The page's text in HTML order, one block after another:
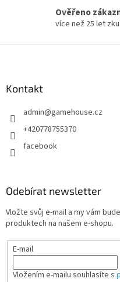
Ověřeno
více než 25 let
Kontakt
admin@gamehouse.cz
+420778755370
facebook
Odebírat newsletter
Vložte svůj e-mail a my vám
produktech na našem e-shopu.
E-mail
Vložením e-mailu souhlasíte s